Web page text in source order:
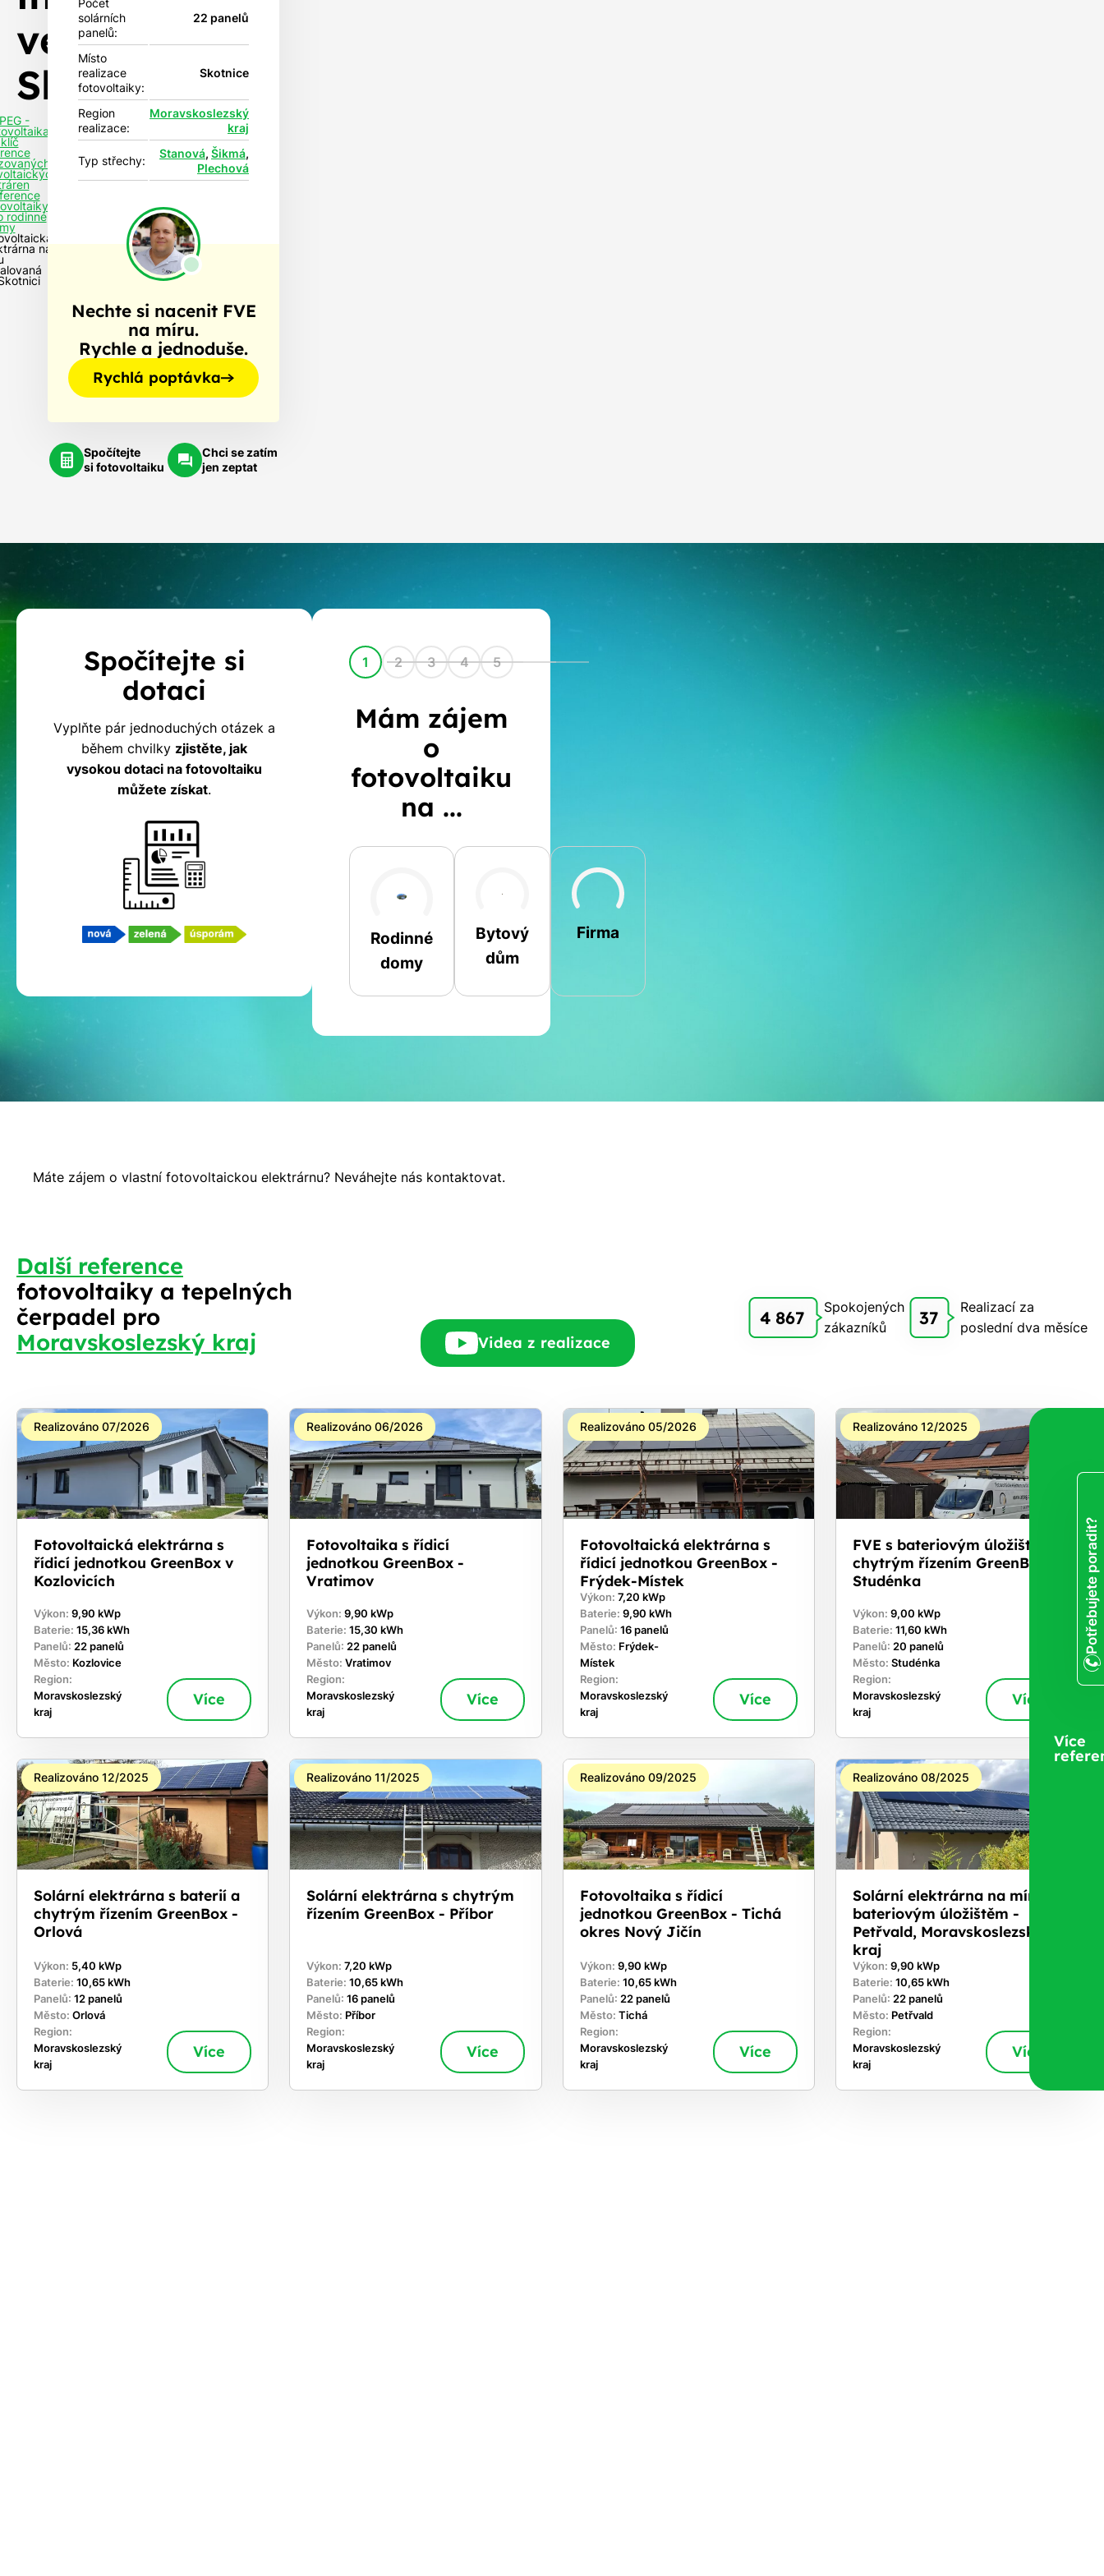
ve
Skotnici
-
rodinné
na
Počet
solárních
panelů:
22 panelů
Místo
realizace
fotovoltaiky:
Skotnice
Region
realizace:
Moravskoslezský
kraj
Typ střechy:
Stanová, Šikmá,
Plechová
Nechte si nacenit FVE
na míru.
Rychle a jednoduše.
Rychlá poptávka
Spočítejte
si fotovoltaiku
Chci se zatím
jen zeptat
Kalkulačka
dotací
na
fotovoltaiku
Spočítejte si
dotaci
Vyplňte pár jednoduchých otázek a
během chvilky zjistěte, jak
vysokou dotaci na fotovoltaiku
můžete získat.
1 2 3 4 5
Mám zájem
o
fotovoltaiku
na ...
Rodinné
domy
Bytový
dům
Firma
Jiná
Jméno a příjmení
Telefon
Rádi Vám zdarma
Máte zájem o vlastní fotovoltaickou elektrárnu? Neváhejte nás kontaktovat.
Další reference
fotovoltaiky a tepelných
čerpadel pro
Moravskoslezský kraj
Videa z realizace
4 867
Spokojených
zákazníků
37
Realizací za
poslední dva měsíce
Realizováno 07/2026
Fotovoltaická elektrárna s
řídicí jednotkou GreenBox v
Kozlovicích
Výkon: 9,90 kWp
Baterie: 15,36 kWh
Panelů: 22 panelů
Město: Kozlovice
Region:
Moravskoslezský
kraj
Více
Realizováno 06/2026
Fotovoltaika s řídicí
jednotkou GreenBox -
Vratimov
Výkon:9,90 kWp
Baterie:15,30 kWh
Panelů: 22 panelů
Město:Vratimov
Region:
Moravskoslezský
kraj
Více
Realizováno 05/2026
Fotovoltaická elektrárna s
řídicí jednotkou GreenBox -
Frýdek-Místek
Výkon: 7,20 kWp
Baterie: 9,90 kWh
Panelů: 16 panelů
Město: Frýdek-
Místek
Region:
Moravskoslezský
kraj
Více
Realizováno 12/2025
FVE s bateriovým úložištěm a
chytrým řízením GreenBox -
Studénka
Výkon: 9,00 kWp
Baterie: 11,60 kWh
Panelů: 20 panelů
Město: Studénka
Region:
Moravskoslezský
kraj
Více
Realizováno 12/2025
Solární elektrárna s baterií a
chytrým řízením GreenBox -
Orlová
Výkon: 5,40 kWp
Baterie: 10,65 kWh
Panelů: 12 panelů
Město: Orlová
Region:
Moravskoslezský
kraj
Více
Realizováno 11/2025
Solární elektrárna s chytrým
řízením GreenBox - Příbor
Výkon:7,20 kWp
Baterie:10,65 kWh
Panelů:16 panelů
Město: Příbor
Region:
Moravskoslezský
kraj
Více
Realizováno 09/2025
Fotovoltaika s řídicí
jednotkou GreenBox - Tichá
okres Nový Jičín
Výkon: 9,90 kWp
Baterie: 10,65 kWh
Panelů: 22 panelů
Město: Tichá
Region:
Moravskoslezský
kraj
Více
Realizováno 08/2025
Solární elektrárna na míru s
bateriovým úložištěm -
Petřvald, Moravskoslezský
kraj
Výkon: 9,90 kWp
Baterie: 10,65 kWh
Panelů: 22 panelů
Město: Petřvald
Region:
Moravskoslezský
kraj
Více
Více
Potřebujete poradit?